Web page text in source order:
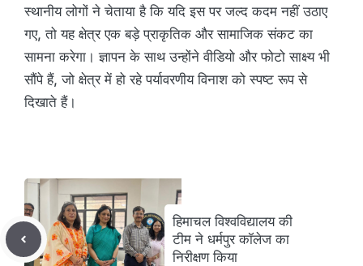
स्थानीय लोगों ने चेताया है कि यदि इस पर जल्द कदम नहीं उठाए
गए, तो यह क्षेत्र एक बड़े प्राकृतिक और सामाजिक संकट का
सामना करेगा। ज्ञापन के साथ उन्होंने वीडियो और फोटो साक्ष्य भी
सौंपे हैं, जो क्षेत्र में हो रहे पर्यावरणीय विनाश को स्पष्ट रूप से
दिखाते हैं।
हिमाचल विश्वविद्यालय की
टीम ने धर्मपुर कॉलेज का
निरीक्षण किया